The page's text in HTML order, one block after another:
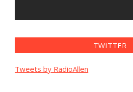
TWITTER
Tweets by RadioAllen